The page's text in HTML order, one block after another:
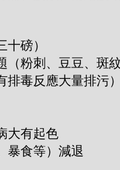
磅）
（粉刺、豆豆、斑
排毒反應大量排污
大有起色
暴食等）減退